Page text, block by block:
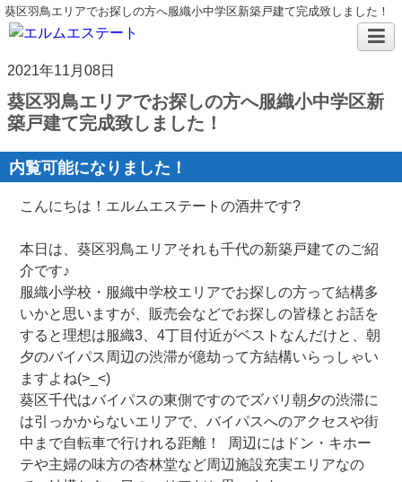
葵区羽鳥エリアでお探しの方へ服織小中学区新築戸建て完成致しました！
2021年11月08日
葵区羽鳥エリアでお探しの方へ服織小中学区新
築戸建て完成致しました！
内覧可能になりました！
こんにちは！エルムエステートの酒井です?
本日は、葵区羽鳥エリアそれも千代の新築戸建てのご紹
介です♪
服織小学校・服織中学校エリアでお探しの方って結構多
いかと思いますが、販売会などでお探しの皆様とお話を
すると理想は服織3、4丁目付近がベストなんだけと、朝
夕のバイパス周辺の渋滞が億劫って方結構いらっしゃい
ますよね(>_<)
葵区千代はバイパスの東側ですのでズバリ朝夕の渋滞に
は引っかからないエリアで、バイパスへのアクセスや街
中まで自転車で行けれる距離！ 周辺にはドン・キホー
テや主婦の味方の杏林堂など周辺施設充実エリアなの